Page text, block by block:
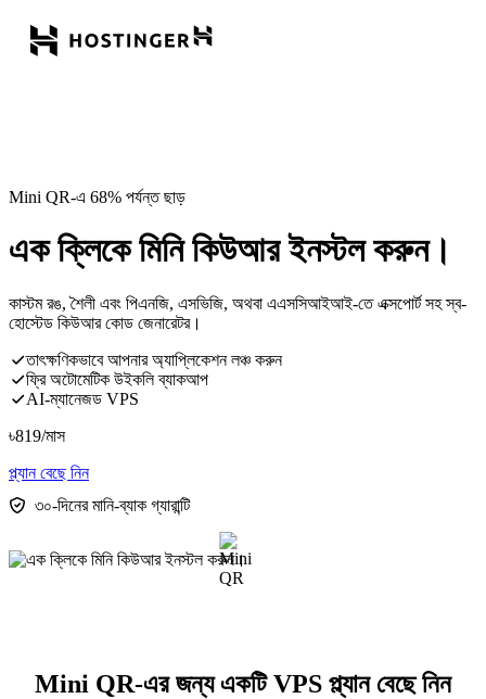
Mini QR-এ 68% পর্যন্ত ছাড়
এক ক্লিকে মিনি কিউআর ইনস্টল করুন।
কাস্টম রঙ, শৈলী এবং পিএনজি, এসভিজি, অথবা এএসসিআইআই-তে এক্সপোর্ট সহ স্ব-
হোস্টেড কিউআর কোড জেনারেটর।
তাৎক্ষণিকভাবে আপনার অ্যাপ্লিকেশন লঞ্চ করুন
ফ্রি অটোমেটিক উইকলি ব্যাকআপ
AI-ম্যানেজড VPS
৳819/মাস
প্ল্যান বেছে নিন
৩০-দিনের মানি-ব্যাক গ্যারান্টি
Mini QR-এর জন্য একটি VPS প্ল্যান বেছে নিন